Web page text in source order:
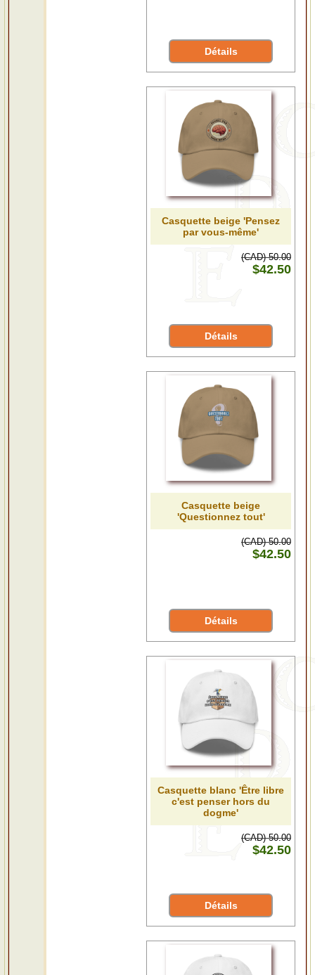
Détails
Casquette beige 'Pensez
par vous-même'
(CAD) 50.00
$42.50
Détails
Casquette beige
'Questionnez tout'
(CAD) 50.00
$42.50
Détails
Casquette blanc 'Être libre
c'est penser hors du
dogme'
(CAD) 50.00
$42.50
Détails